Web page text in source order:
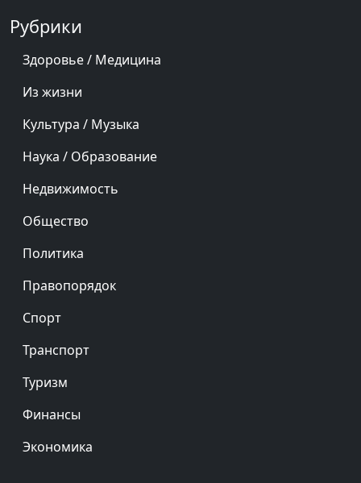
Рубрики
Здоровье / Медицина
Из жизни
Культура / Музыка
Наука / Образование
Недвижимость
Общество
Политика
Правопорядок
Спорт
Транспорт
Туризм
Финансы
Экономика